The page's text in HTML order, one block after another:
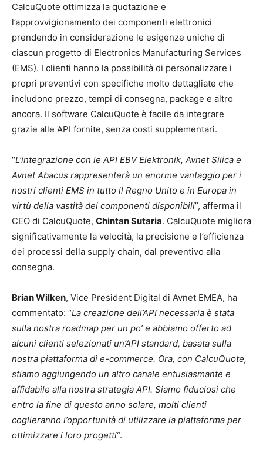
CalcuQuote ottimizza la quotazione e
l’approvvigionamento dei componenti elettronici
prendendo in considerazione le esigenze uniche di
ciascun progetto di Electronics Manufacturing Services
(EMS). I clienti hanno la possibilità di personalizzare i
propri preventivi con specifiche molto dettagliate che
includono prezzo, tempi di consegna, package e altro
ancora. Il software CalcuQuote è facile da integrare
grazie alle API fornite, senza costi supplementari.
“L’integrazione con le API EBV Elektronik, Avnet Silica e
Avnet Abacus rappresenterà un enorme vantaggio per i
nostri clienti EMS in tutto il Regno Unito e in Europa in
virtù della vastità dei componenti disponibili”, afferma il
CEO di CalcuQuote, Chintan Sutaria. CalcuQuote migliora
significativamente la velocità, la precisione e l’efficienza
dei processi della supply chain, dal preventivo alla
consegna.
Brian Wilken, Vice President Digital di Avnet EMEA, ha
commentato: “La creazione dell’API necessaria è stata
sulla nostra roadmap per un po’ e abbiamo offerto ad
alcuni clienti selezionati un’API standard, basata sulla
nostra piattaforma di e-commerce. Ora, con CalcuQuote,
stiamo aggiungendo un altro canale entusiasmante e
affidabile alla nostra strategia API. Siamo fiduciosi che
entro la fine di questo anno solare, molti clienti
coglieranno l’opportunità di utilizzare la piattaforma per
ottimizzare i loro progetti“.